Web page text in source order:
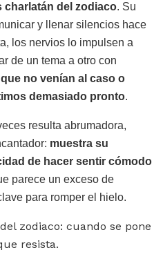
charlatán del zodiaco. Su
y llenar silencios hace
los nervios lo impulsen a
de un tema a otro con
no venían al caso o
demasiado pronto.
resulta abrumadora,
muestra su
de hacer sentir cómodo
parece un exceso de
para romper el hielo.